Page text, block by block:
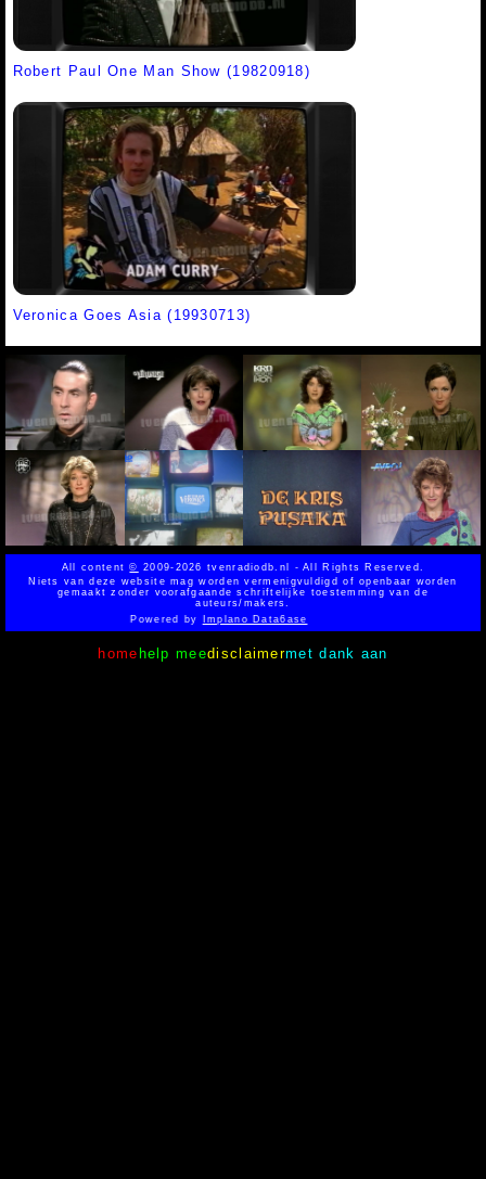
Robert Paul One Man Show (19820918)
Veronica Goes Asia (19930713)
All content© 2009-2026 tvenradiodb.nl - All Rights Reserved.
Niets van deze website mag worden vermenigvuldigd of openbaar worden
gemaakt zonder voorafgaande schriftelijke toestemming van de
auteurs/makers.
Powered byImplano Data6ase
home help meedisclaimermet dank aan